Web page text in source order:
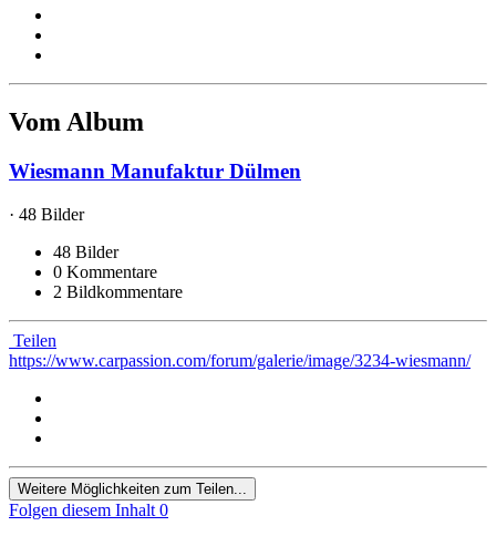
Vom Album
Wiesmann Manufaktur Dülmen
· 48 Bilder
48 Bilder
0 Kommentare
2 Bildkommentare
Teilen
https://www.carpassion.com/forum/galerie/image/3234-wiesmann/
Weitere Möglichkeiten zum Teilen...
Folgen diesem Inhalt 0